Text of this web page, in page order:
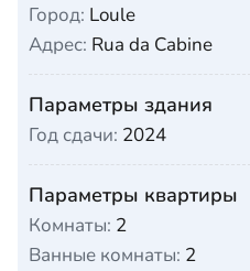
Город: Loule
Адрес: Rua da Cabine
Параметры здания
Год сдачи: 2024
Параметры квартиры
Комнаты: 2
Ванные комнаты: 2